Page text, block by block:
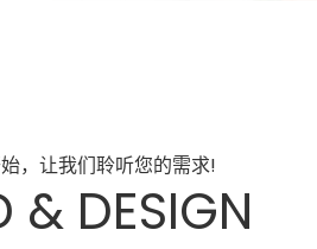
，让我们聆听您的需求!
& DESIGN